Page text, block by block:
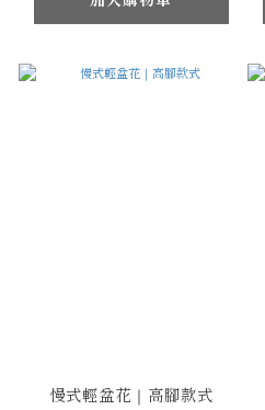
慢式輕盆花｜高腳款式